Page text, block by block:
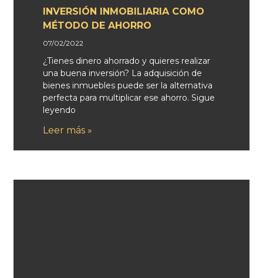
INVERSIÓN INMOBILIARIA COMO
MÉTODO DE AHORRO
07/02/2022
¿Tienes dinero ahorrado y quieres realizar
una buena inversión? La adquisición de
bienes inmuebles puede ser la alternativa
perfecta para multiplicar ese ahorro. Sigue
leyendo
Leer más »